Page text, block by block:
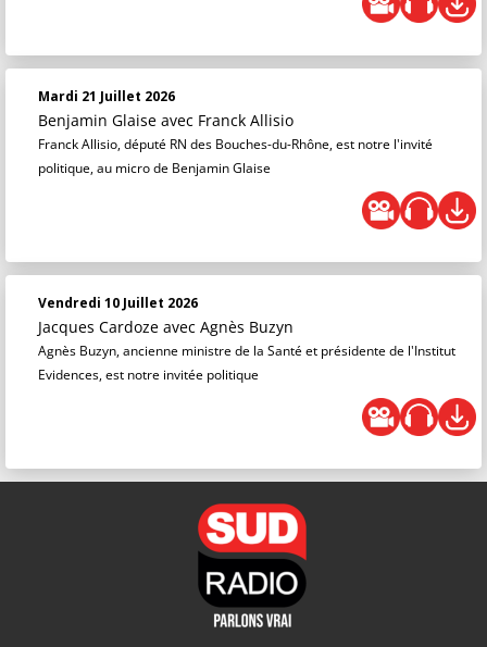
Mardi 21 Juillet 2026
Benjamin Glaise avec Franck Allisio
Franck Allisio, député RN des Bouches-du-Rhône, est notre l'invité
politique, au micro de Benjamin Glaise
Vendredi 10 Juillet 2026
Jacques Cardoze avec Agnès Buzyn
Agnès Buzyn, ancienne ministre de la Santé et présidente de l'Institut
Evidences, est notre invitée politique